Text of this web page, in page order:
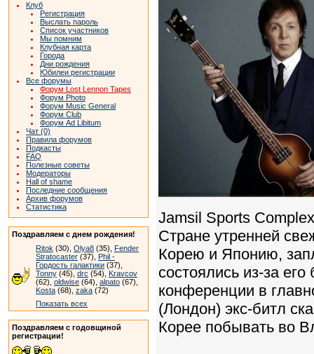
Клуб
Регистрация
Выслать пароль
Список участников
Мы помним
Клубная карта
Города
Дни рождения
Юбилеи регистрации
Все форумы
Форум Lost Lennon Tapes
Форум Photo
Форум Music General
Форум Club
Форум Ad Libitum
Чат (0)
Правила форумов
Подкасты
FAQ
Полезные советы
Модераторы
Hall of shame
Последние сообщения
Архив форумов
Статистика
Поздравляем с днем рождения!
Ritok (30), Olya8 (35), Fender
Stratocaster (37), Phil -
Гордость галактики (37),
Tonny (45), drc (54), Kravcov
(62), oldwise (64), alpato (67),
Kosta (68), zaka (72)
Показать всех
Поздравляем с годовщиной
регистрации!
Jamsil Sports
Стране утренней
Корею и Японию,
состоялись из-за
конференции в
(Лондон) экс-битл
Корее побывать во